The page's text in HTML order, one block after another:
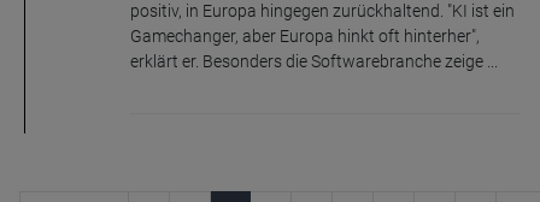
positiv, in Europa hingegen zurückhaltend. "KI ist ein
Gamechanger, aber Europa hinkt oft hinterher",
erklärt er. Besonders die Softwarebranche zeige ...